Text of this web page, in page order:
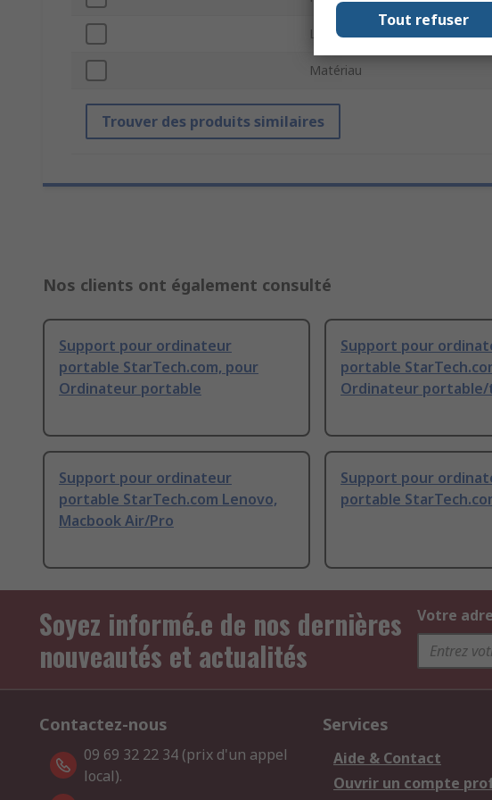
Largeur
Matériau
Trouver des produits similaires
Nos clients ont également consulté
Support pour ordinateur
portable StarTech.com, pour
Ordinateur portable
Support pour
portable
Ordinateur
Support pour ordinateur
portable StarTech.com Lenovo,
Macbook Air/Pro
Support pour
portable
Soyez informé.e de nos dernières
nouveautés et actualités
Votre
Contactez-nous
09 69 32 22 34 (prix d'un appel
local).
Services
Aide & Contact
Ouvrir un compte
Tout refuser